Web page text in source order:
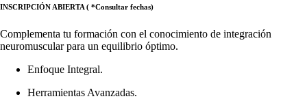
INSCRIPCIÓN ABIERTA ( *Consultar fechas)
Complementa tu formación con el conocimiento de integración
neuromuscular para un equilibrio óptimo.
Enfoque Integral.
Herramientas Avanzadas.